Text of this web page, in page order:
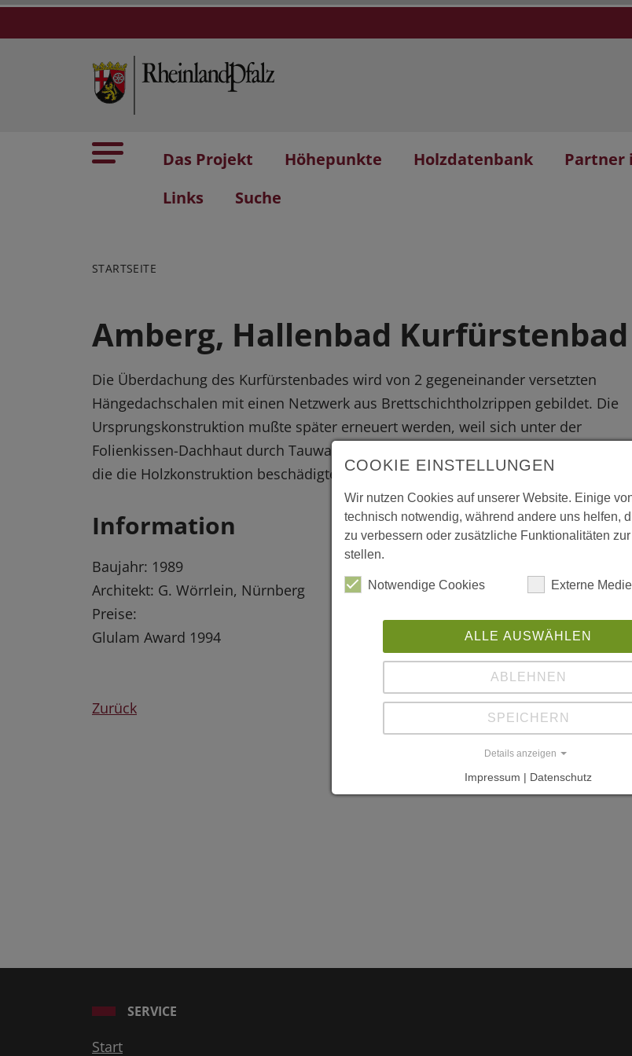
Das Projekt Höhepunkte Holzdatenbank
Partner
Links
Suche
STARTSEITE
Amberg, Hallenbad Kurfürstenbad
Die Überdachung des Kurfürstenbades wird von 2 gegeneinander versetzten
Hängedachschalen mit einen Netzwerk aus Brettschichtholzrippen gebildet. Die
Ursprungskonstruktion mußte später erneuert werden, weil sich unter der
Folienkissen-Dachhaut durch Tauwasserausfall Feuchtigkeitsnester gebildet
die die Holzkonstruktion beschädigten.
Information
Baujahr: 1989
Architekt: G. Wörrlein, Nürnberg
Preise:
Glulam Award 1994
Zurück
SERVICE
Start
COOKIE EINSTELLUNGEN
Wir nutzen Cookies auf unserer Website. Einige
technisch notwendig, während andere uns helfen,
zu verbessern oder zusätzliche Funktionalitäten
stellen.
Notwendige Cookies Externe
ALLE AUSWÄHLEN
ABLEHNEN
SPEICHERN
Details anzeigen
Impressum | Datenschutz